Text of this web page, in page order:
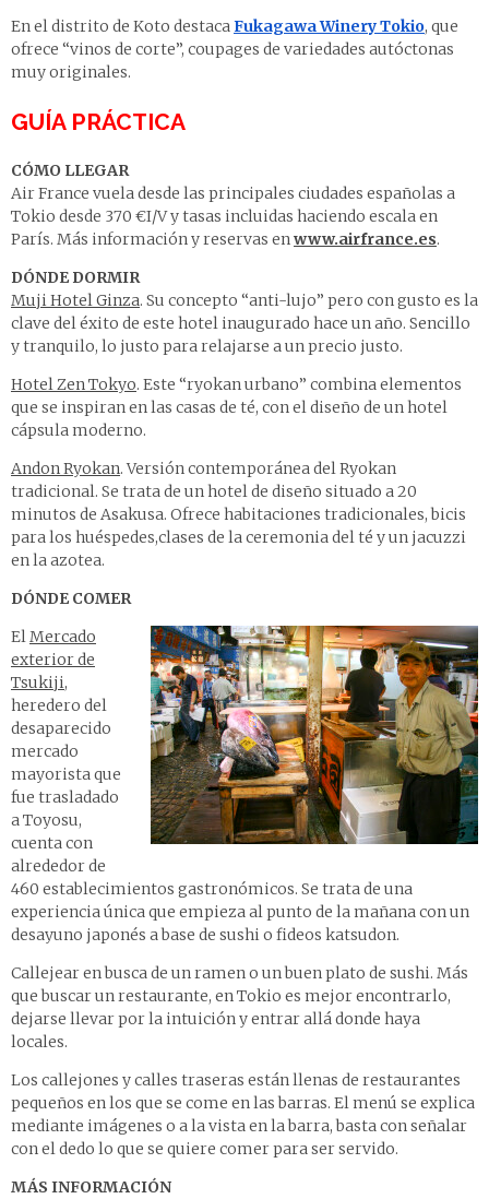
En el distrito de Koto destacaFukagawa Winery Tokio, que
ofrece “vinos de corte”, coupages de variedades autóctonas
muy originales.
GUÍA PRÁCTICA
CÓMO LLEGAR
Air France vuela desde las principales ciudades españolas a
Tokio desde 370 €I/V y tasas incluidas haciendo escala en
París. Más información y reservas enwww.airfrance.es.
DÓNDE DORMIR
Muji Hotel Ginza. Su concepto “anti-lujo” pero con gusto es la
clave del éxito de este hotel inaugurado hace un año. Sencillo
y tranquilo, lo justo para relajarse a un precio justo.
Hotel Zen Tokyo. Este “ryokan urbano” combina elementos
que se inspiran en las casas de té, con el diseño de un hotel
cápsula moderno.
Andon Ryokan. Versión contemporánea del Ryokan
tradicional. Se trata de un hotel de diseño situado a 20
minutos de Asakusa. Ofrece habitaciones tradicionales, bicis
para los huéspedes,clases de la ceremonia del té y un jacuzzi
en la azotea.
DÓNDE COMER
ElMercado
exterior de
Tsukiji,
heredero del
desaparecido
mercado
mayorista que
fue trasladado
a Toyosu,
cuenta con
alrededor de
460 establecimientos gastronómicos. Se trata de una
experiencia única que empieza al punto de la mañana con un
desayuno japonés a base de sushi o fideos katsudon.
Callejear en busca de un ramen o un buen plato de sushi. Más
que buscar un restaurante, en Tokio es mejor encontrarlo,
dejarse llevar por la intuición y entrar allá donde haya
locales.
Los callejones y calles traseras están llenas de restaurantes
pequeños en los que se come en las barras. El menú se explica
mediante imágenes o a la vista en la barra, basta con señalar
con el dedo lo que se quiere comer para ser servido.
MÁS INFORMACIÓN